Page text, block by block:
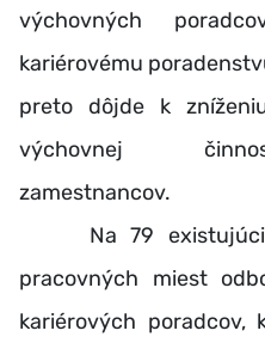
výchovných
kariérovému
preto dôjde k
výchovnej
zamestnancov.
Na 79
pracovných miest
kariérových poradcov,